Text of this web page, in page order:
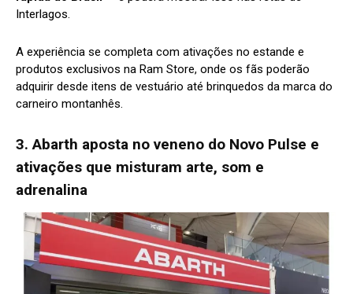
Interlagos.
A experiência se completa com ativações no estande e
produtos exclusivos na Ram Store, onde os fãs poderão
adquirir desde itens de vestuário até brinquedos da marca do
carneiro montanhês.
3. Abarth aposta no veneno do Novo Pulse e
ativações que misturam arte, som e
adrenalina